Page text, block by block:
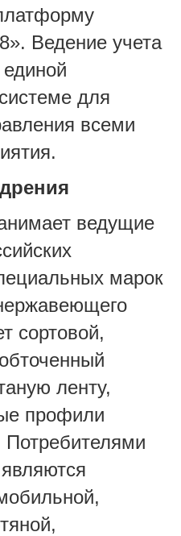
Ведение учета
для
всеми
ведущие
марок
сортовой,
ленту,
профили
Потребителями